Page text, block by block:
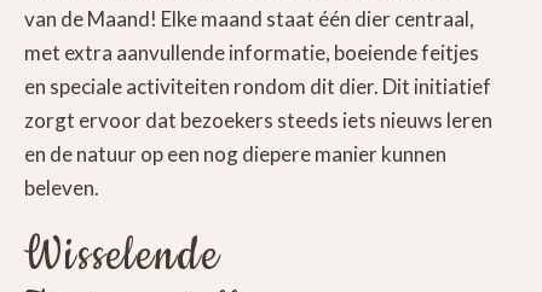
van de Maand! Elke maand staat één dier centraal,
met extra aanvullende informatie, boeiende feitjes
en speciale activiteiten rondom dit dier. Dit initiatief
zorgt ervoor dat bezoekers steeds iets nieuws leren
en de natuur op een nog diepere manier kunnen
beleven.
Wisselende